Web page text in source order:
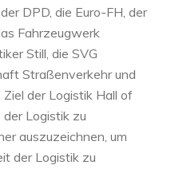
DPD, die Euro-FH, der
Fahrzeugwerk
Still, die SVG
Straßenverkehr und
der Logistik Hall of
Logistik zu
auszuzeichnen, um
der Logistik zu